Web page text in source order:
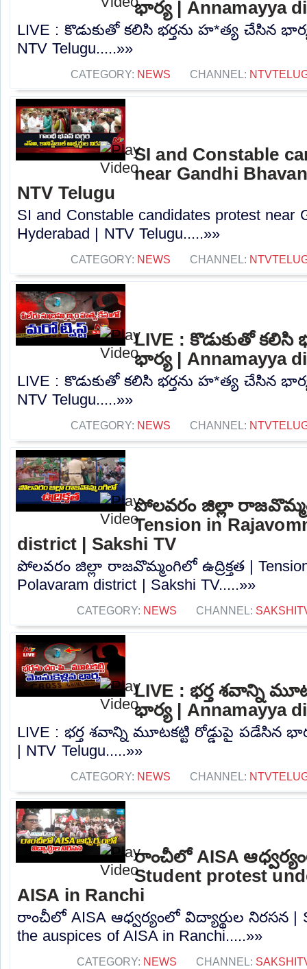
భార్య | Annamayya
LIVE : కొడుకుతో కలిసి భర్తను హ*త్య చేసిన
NTV Telugu.....»»
CATEGORY: NEWS CHANNEL:
SI and Constable
near Gandhi
NTV Telugu
SI and Constable candidates protest near
Hyderabad | NTV Telugu.....»»
CATEGORY: NEWS CHANNEL:
LIVE : కొడుకుతో కలిసి
భార్య | Annamayya
LIVE : కొడుకుతో కలిసి భర్తను హ*త్య చేసిన
NTV Telugu.....»»
CATEGORY: NEWS CHANNEL:
పోలవరం జిల్లా
Tension in
district | Sakshi TV
పోలవరం జిల్లా రాజవొమ్మంగిలో ఉద్రిక్తత | Tension
Polavaram district | Sakshi TV.....»»
CATEGORY: NEWS CHANNEL:
LIVE : భర్త శవాన్ని
భార్య | Annamayya
LIVE : భర్త శవాన్ని మూటకట్టి రోడ్డుపై పడేసిన
| NTV Telugu.....»»
CATEGORY: NEWS CHANNEL:
రాంచీలో AISA
Student protest
AISA in Ranchi
రాంచీలో AISA ఆధ్వర్యంలో విద్యార్థుల నిరసన |
the auspices of AISA in Ranchi.....»»
CATEGORY: NEWS CHANNEL: